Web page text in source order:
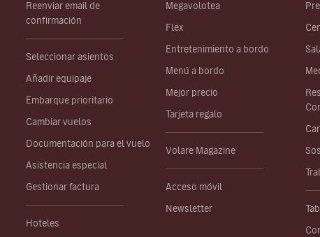
Reenviar email de
confirmación
Seleccionar asientos
Añadir equipaje
Embarque prioritario
Cambiar vuelos
Documentación para el vuelo
Asistencia especial
Gestionar factura
Hoteles
Megavolotea
Flex
Entretenimiento a bordo
Menú a bordo
Mejor precio
Tarjeta regalo
Volare Magazine
Acceso móvil
Newsletter